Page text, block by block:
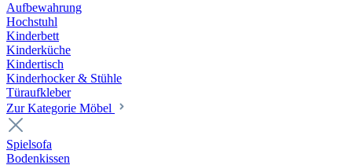
Aufbewahrung
Hochstuhl
Kinderbett
Kinderküche
Kindertisch
Kinderhocker & Stühle
Türaufkleber
Zur Kategorie Möbel
Spielsofa
Bodenkissen